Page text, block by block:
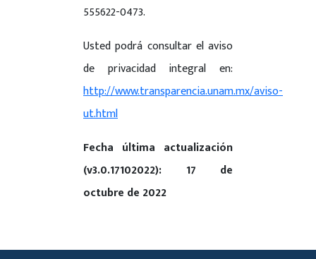
555622-0473.
Usted podrá consultar el aviso
de privacidad integral en:
http://www.transparencia.unam.mx/aviso-
ut.html
Fecha última actualización
(v3.0.17102022): 17 de
octubre de 2022